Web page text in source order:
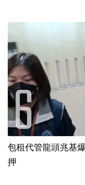
包租代管龍頭兆基
押